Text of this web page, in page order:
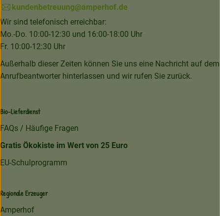
kundenbetreuung@amperhof.de
Wir sind telefonisch erreichbar:
Mo.-Do. 10:00-12:30 und 16:00-18:00 Uhr
Fr. 10:00-12:30 Uhr
Außerhalb dieser Zeiten können Sie uns eine Nachricht auf dem
Anrufbeantworter hinterlassen und wir rufen Sie zurück.
Bio-Lieferdienst
FAQs / Häufige Fragen
Gratis Ökokiste im Wert von 25 Euro
EU-Schulprogramm
Regionale Erzeuger
Amperhof